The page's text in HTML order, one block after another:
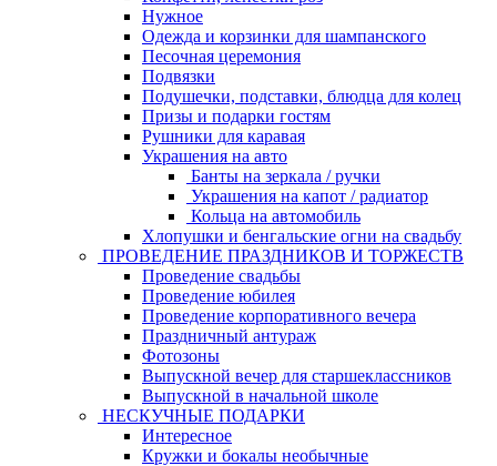
Нужное
Одежда и корзинки для шампанского
Песочная церемония
Подвязки
Подушечки, подставки, блюдца для колец
Призы и подарки гостям
Рушники для каравая
Украшения на авто
Банты на зеркала / ручки
Украшения на капот / радиатор
Кольца на автомобиль
Хлопушки и бенгальские огни на свадьбу
ПРОВЕДЕНИЕ ПРАЗДНИКОВ И ТОРЖЕСТВ
Проведение свадьбы
Проведение юбилея
Проведение корпоративного вечера
Праздничный антураж
Фотозоны
Выпускной вечер для старшеклассников
Выпускной в начальной школе
НЕСКУЧНЫЕ ПОДАРКИ
Интересное
Кружки и бокалы необычные